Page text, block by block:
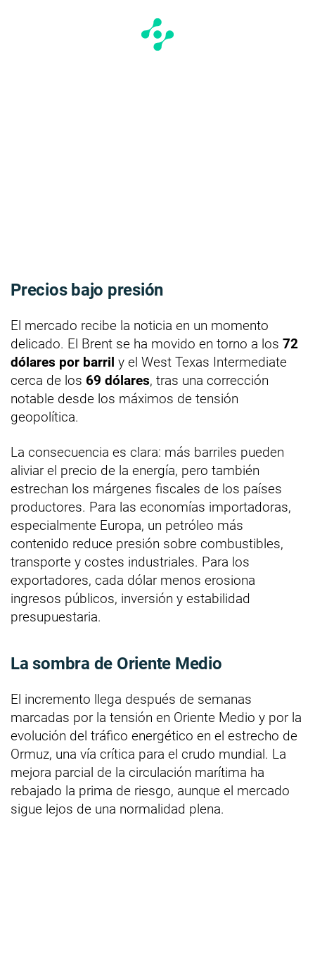
Precios bajo presión
El mercado recibe la noticia en un momento
delicado. El Brent se ha movido en torno a los 72
dólares por barril y el West Texas Intermediate
cerca de los 69 dólares, tras una corrección
notable desde los máximos de tensión
geopolítica.
La consecuencia es clara: más barriles pueden
aliviar el precio de la energía, pero también
estrechan los márgenes fiscales de los países
productores. Para las economías importadoras,
especialmente Europa, un petróleo más
contenido reduce presión sobre combustibles,
transporte y costes industriales. Para los
exportadores, cada dólar menos erosiona
ingresos públicos, inversión y estabilidad
presupuestaria.
La sombra de Oriente Medio
El incremento llega después de semanas
marcadas por la tensión en Oriente Medio y por la
evolución del tráfico energético en el estrecho de
Ormuz, una vía crítica para el crudo mundial. La
mejora parcial de la circulación marítima ha
rebajado la prima de riesgo, aunque el mercado
sigue lejos de una normalidad plena.